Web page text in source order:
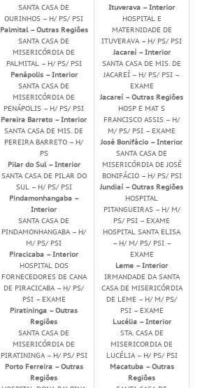
SANTA CASA DE
OURINHOS – H/ PS/ PSI
Palmital – Outras Regiões
SANTA CASA DE
MISERICÓRDIA DE
PALMITAL – H/ PS/ PSI
Penápolis – Interior
SANTA CASA DE
MISERICÓRDIA DE
PENÁPOLIS – H/ PS/ PSI
Pereira Barreto – Interior
SANTA CASA DE MIS. DE
PEREIRA BARRETO – H/
PS
Pilar do Sul – Interior
SANTA CASA DE PILAR DO
SUL – H/ PS/ PSI
Pindamonhangaba –
Interior
SANTA CASA DE
PINDAMONHANGABA – H/
M/ PS/ PSI
Piracicaba – Interior
HOSPITAL DOS
FORNECEDORES DE CANA
DE PIRACICABA – H/ PS/
PSI – EXAME
Piratininga – Outras
Regiões
SANTA CASA DE
MISERICÓRDIA DE
PIRATININGA – H/ PS/ PSI
Porto Ferreira – Outras
Regiões
Ituverava – Interior
HOSPITAL E
MATERNIDADE DE
ITUVERAVA – H/ PS/ PSI
Jacareí – Interior
SANTA CASA DE MIS. DE
JACAREÍ – H/ PS/ PSI –
EXAME
Jacareí – Outras Regiões
HOSP E MAT S
FRANCISCO ASSIS – H/
M/ PS/ PSI – EXAME
José Bonifácio – Interior
SANTA CASA DE
MISERICÓRDIA DE JOSÉ
BONIFÁCIO – H/ PS/ PSI
Jundiaí – Outras Regiões
HOSPITAL
PITANGUEIRAS – H/ M/
PS/ PSI – EXAME
HOSPITAL SANTA ELISA
– H/ M/ PS/ PSI –
EXAME
Leme – Interior
IRMANDADE DA SANTA
CASA DE MISERICÓRDIA
DE LEME – H/ M/ PS/
PSI – EXAME
Lucélia – Interior
STA. CASA DE
MISERICORDIA DE
LUCÉLIA – H/ PS/ PSI
Macatuba – Outras
Regiões